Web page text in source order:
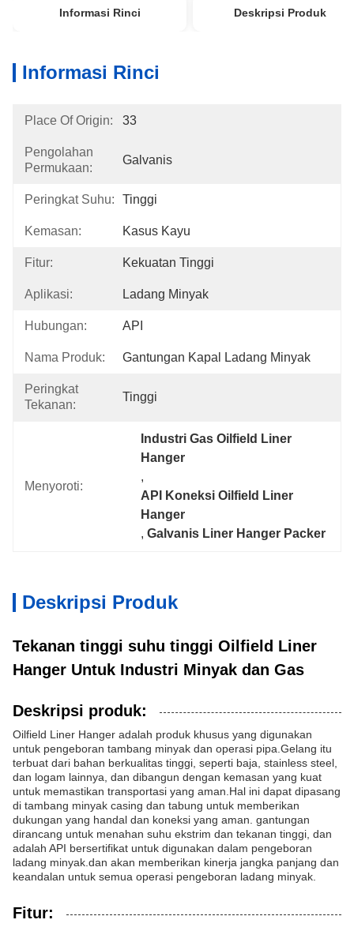
Informasi Rinci Deskripsi Produk
Informasi Rinci
Place Of Origin: 33
Pengolahan
Permukaan:
Galvanis
Peringkat Suhu: Tinggi
Kemasan: Kasus Kayu
Fitur: Kekuatan Tinggi
Aplikasi: Ladang Minyak
Hubungan: API
Nama Produk: Gantungan Kapal Ladang Minyak
Peringkat
Tekanan:
Tinggi
Menyoroti:
Industri Gas Oilfield Liner
Hanger
,
API Koneksi Oilfield Liner
Hanger
, Galvanis Liner Hanger Packer
Deskripsi Produk
Tekanan tinggi suhu tinggi Oilfield Liner
Hanger Untuk Industri Minyak dan Gas
Deskripsi produk:
Oilfield Liner Hanger adalah produk khusus yang digunakan
untuk pengeboran tambang minyak dan operasi pipa.Gelang itu
terbuat dari bahan berkualitas tinggi, seperti baja, stainless steel,
dan logam lainnya, dan dibangun dengan kemasan yang kuat
untuk memastikan transportasi yang aman.Hal ini dapat dipasang
di tambang minyak casing dan tabung untuk memberikan
dukungan yang handal dan koneksi yang aman. gantungan
dirancang untuk menahan suhu ekstrim dan tekanan tinggi, dan
adalah API bersertifikat untuk digunakan dalam pengeboran
ladang minyak.dan akan memberikan kinerja jangka panjang dan
keandalan untuk semua operasi pengeboran ladang minyak.
Fitur: